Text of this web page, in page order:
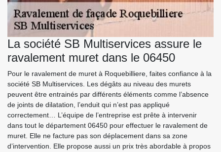
La société SB Multiservices assure le
ravalement muret dans le 06450
Pour le ravalement de muret à Roquebilliere, faites confiance à la
société SB Multiservices. Les dégâts au niveau des murets
peuvent être entrainés par différents éléments comme l’absence
de joints de dilatation, l’enduit qui n’est pas appliqué
correctement… L’équipe de l’entreprise est prête à intervenir
dans tout le département 06450 pour effectuer le ravalement de
muret. Elle ne facture pas son déplacement dans sa zone
d’intervention. Elle propose aussi un prix très abordable à propos